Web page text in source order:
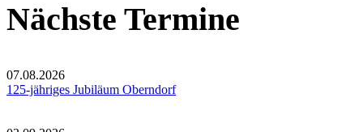
Nächste Termine
07.08.2026
125-jähriges Jubiläum Oberndorf